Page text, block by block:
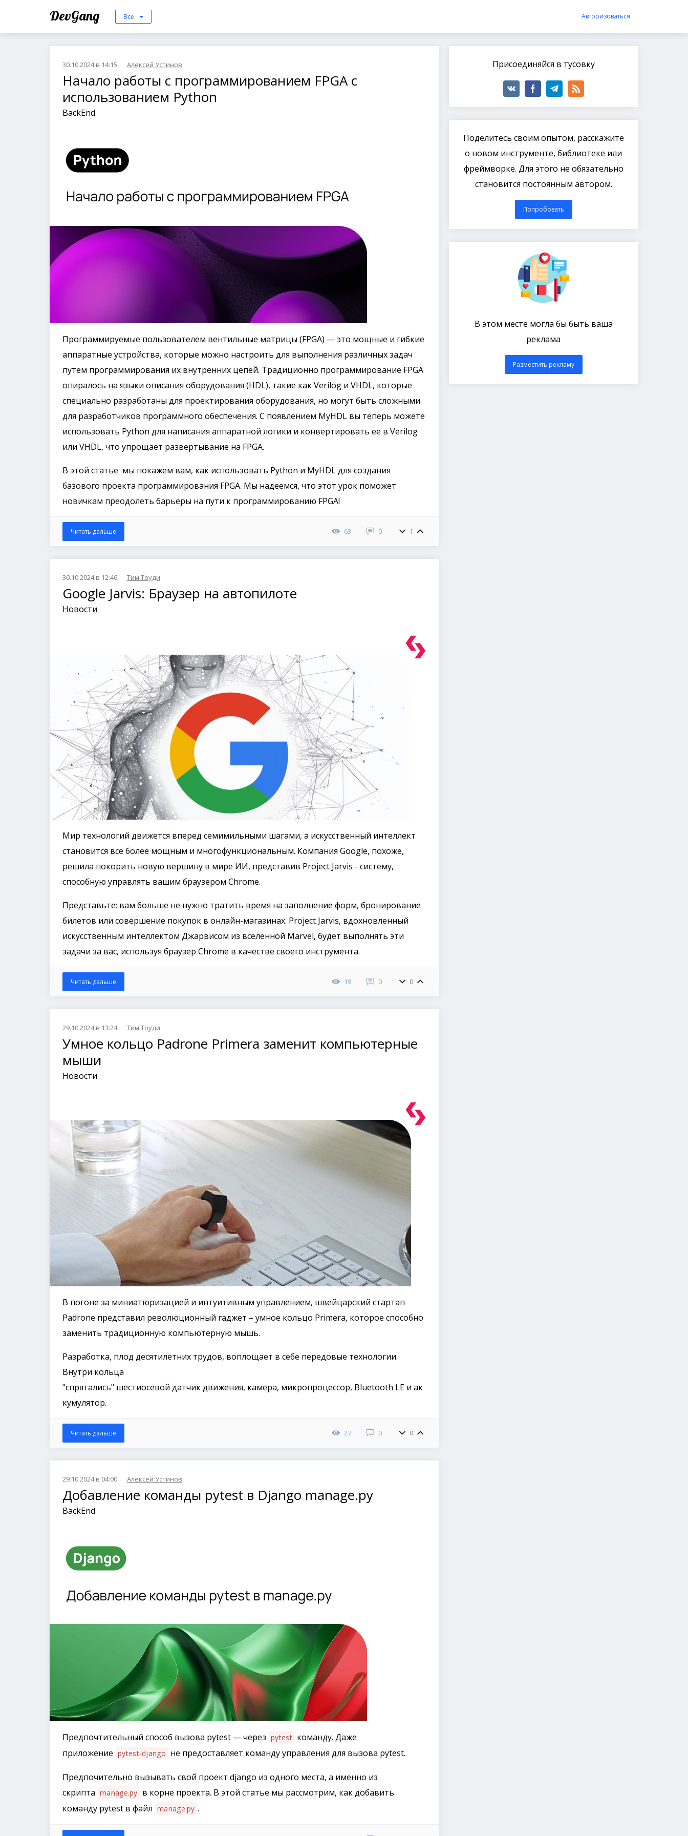
DevGang Все Авторизоваться
30.10.2024 в 14:15 Алексей Устинов
Начало работы с программированием FPGA с
использованием Python
BackEnd
Программируемые пользователем вентильные матрицы (FPGA) — это мощные и гибкие
аппаратные устройства, которые можно настроить для выполнения различных задач
путем программирования их внутренних цепей. Традиционно программирование FPGA
опиралось на языки описания оборудования (HDL), такие как Verilog и VHDL, которые
специально разработаны для проектирования оборудования, но могут быть сложными
для разработчиков программного обеспечения. С появлением MyHDL вы теперь можете
использовать Python для написания аппаратной логики и конвертировать ее в Verilog
или VHDL, что упрощает развертывание на FPGA.
В этой статье мы покажем вам, как использовать Python и MyHDL для создания
базового проекта программирования FPGA. Мы надеемся, что этот урок поможет
новичкам преодолеть барьеры на пути к программированию FPGA!
63 0 1
Читать дальше
30.10.2024 в 12:46 Тим Тоуди
Google Jarvis: Браузер на автопилоте
Новости
Мир технологий движется вперед семимильными шагами, а искусственный интеллект
становится все более мощным и многофункциональным. Компания Google, похоже,
решила покорить новую вершину в мире ИИ, представив Project Jarvis - систему,
способную управлять вашим браузером Chrome.
Представьте: вам больше не нужно тратить время на заполнение форм, бронирование
билетов или совершение покупок в онлайн-магазинах. Project Jarvis, вдохновленный
искусственным интеллектом Джарвисом из вселенной Marvel, будет выполнять эти
задачи за вас, используя браузер Chrome в качестве своего инструмента.
19 0 0
Читать дальше
29.10.2024 в 13:24 Тим Тоуди
Умное кольцо Padrone Primera заменит компьютерные
мыши
Новости
В погоне за миниатюризацией и интуитивным управлением, швейцарский стартап
Padrone представил революционный гаджет – умное кольцо Primera, которое способно
заменить традиционную компьютерную мышь.
Разработка, плод десятилетних трудов, воплощает в себе передовые технологии.
Внутри кольца
"спрятались" шестиосевой датчик движения, камера, микропроцессор, Bluetooth LE и ак
кумулятор.
27 0 0
Читать дальше
29.10.2024 в 04:00 Алексей Устинов
Добавление команды pytest в Django manage.py
BackEnd
Предпочтительный способ вызова pytest — через pytest команду. Даже
приложение pytest-django не предоставляет команду управления для вызова pytest.
Предпочительно вызывать свой проект django из одного места, а именно из
скрипта manage.py в корне проекта. В этой статье мы рассмотрим, как добавить
команду pytest в файл manage.py .
Присоединяйся в тусовку
Поделитесь своим опытом, расскажите
о новом инструменте, библиотеке или
фреймворке. Для этого не обязательно
становится постоянным автором.
Попробовать
В этом месте могла бы быть ваша
реклама
Разместить рекламу